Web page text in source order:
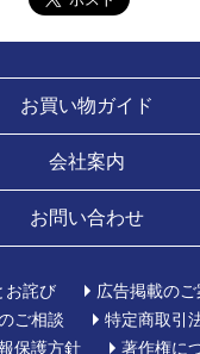
お買い物ガイド
会社案内
お問い合わせ
お詫び
広告掲載のご
ご相談
特定商取引
保護方針
著作権に